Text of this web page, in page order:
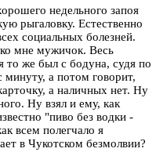
недельного запоя
рыгаловку. Естественно
социальных болезней.
ко мне мужичок. Весь
же был с бодуна, судя по
а потом говорит,
а наличных нет. Ну
Ну взял и ему, как
"пиво без водки -
всем полегчало я
в Чукотском безмолвии?